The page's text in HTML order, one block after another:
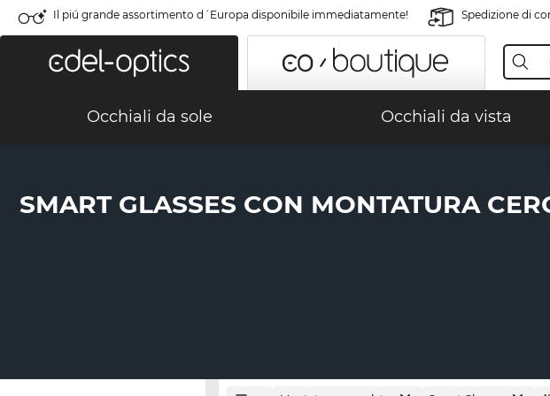
Il piú grande assortimento d´Europa disponibile immediatamente! Spedizione di
Occhiali da sole Occhiali da vista
SMART GLASSES CON MONTATURA